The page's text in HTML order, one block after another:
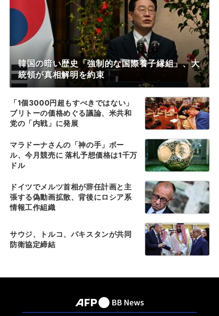
韓国の暗い歴史「強制的な国際養子縁組」、大
統領が真相解明を約束
「1個3000円超もすべきではない」
ブリトーの価格めぐる議論、米共和
党の「内戦」に発展
マラドーナさんの「神の手」ボー
ル、今月競売に 落札予想価格は1千万
ドル
ドイツでメルツ首相が辞任計画と主
張する偽動画拡散、背後にロシア系
情報工作組織
サウジ、トルコ、パキスタンが共同
防衛協定締結